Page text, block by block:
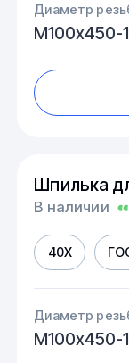
Диаметр
М100х450-
Шпилька
В наличии
40Х
Диаметр
М100х450-